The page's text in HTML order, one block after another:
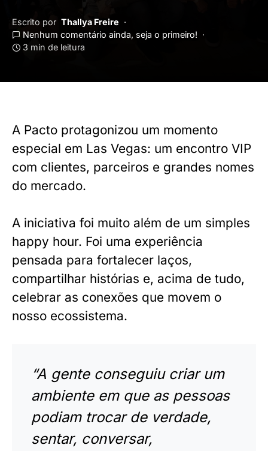
Escrito por Thallya Freire
Nenhum comentário ainda, seja o primeiro!
3 min de leitura
A Pacto protagonizou um momento
especial em Las Vegas: um encontro VIP
com clientes, parceiros e grandes nomes
do mercado.
A iniciativa foi muito além de um simples
happy hour. Foi uma experiência
pensada para fortalecer laços,
compartilhar histórias e, acima de tudo,
celebrar as conexões que movem o
nosso ecossistema.
“A gente conseguiu criar um
ambiente em que as pessoas
podiam trocar de verdade,
sentar, conversar,